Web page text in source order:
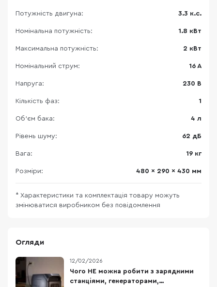
Потужність двигуна: 3.3 к.с.
Номінальна потужність: 1.8 кВт
Максимальна потужність: 2 кВт
Номінальний струм: 16 A
Напруга: 230 В
Кількість фаз: 1
Об'єм бака: 4 л
Рівень шуму: 62 дБ
Вага: 19 кг
Розміри: 480 x 290 x 430 мм
* Характеристики та комплектація товару можуть
змінюватися виробником без повідомлення
Огляди
12/02/2026
Чого НЕ можна робити з зарядними
станціями, генераторами,